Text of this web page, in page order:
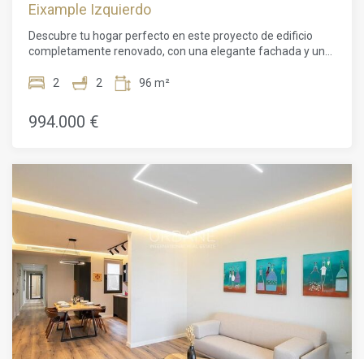
Eixample Izquierdo
Descubre tu hogar perfecto en este proyecto de edificio
completamente renovado, con una elegante fachada y un
en cada rincón.Bienvenido a este impresionante
Con un plano de planta de 96m² y una superficie habitable
de 72m², esta propiedad ofrece un entorno amplio y
las 24 horas, un ascensor para facilitar el acceso y
hermosos suelos de parquet en todo el lugar.La luz natural
inunda el interior, creando una atmósfera cálida y
acogedora. El apartamento ha sido renovado con buen
gusto, mostrando techos altos, paredes de ladrillo a la vista
y acabados de lujo. Mantente cómodo durante todo el año
con los sistemas de aire acondicionado y calefacción.La
sala de estar-comedor de planta abierta y la cocina
moderna brindan el espacio perfecto para recibir invitados y
crear delicias culinarias. En la zona de noche, encontrarás
dos dormitorios bien equipados y un elegante baño.Ubicado
en uno de los barrios más exclusivos de Barcelona, esta
2 2 96 m²
994.000 €